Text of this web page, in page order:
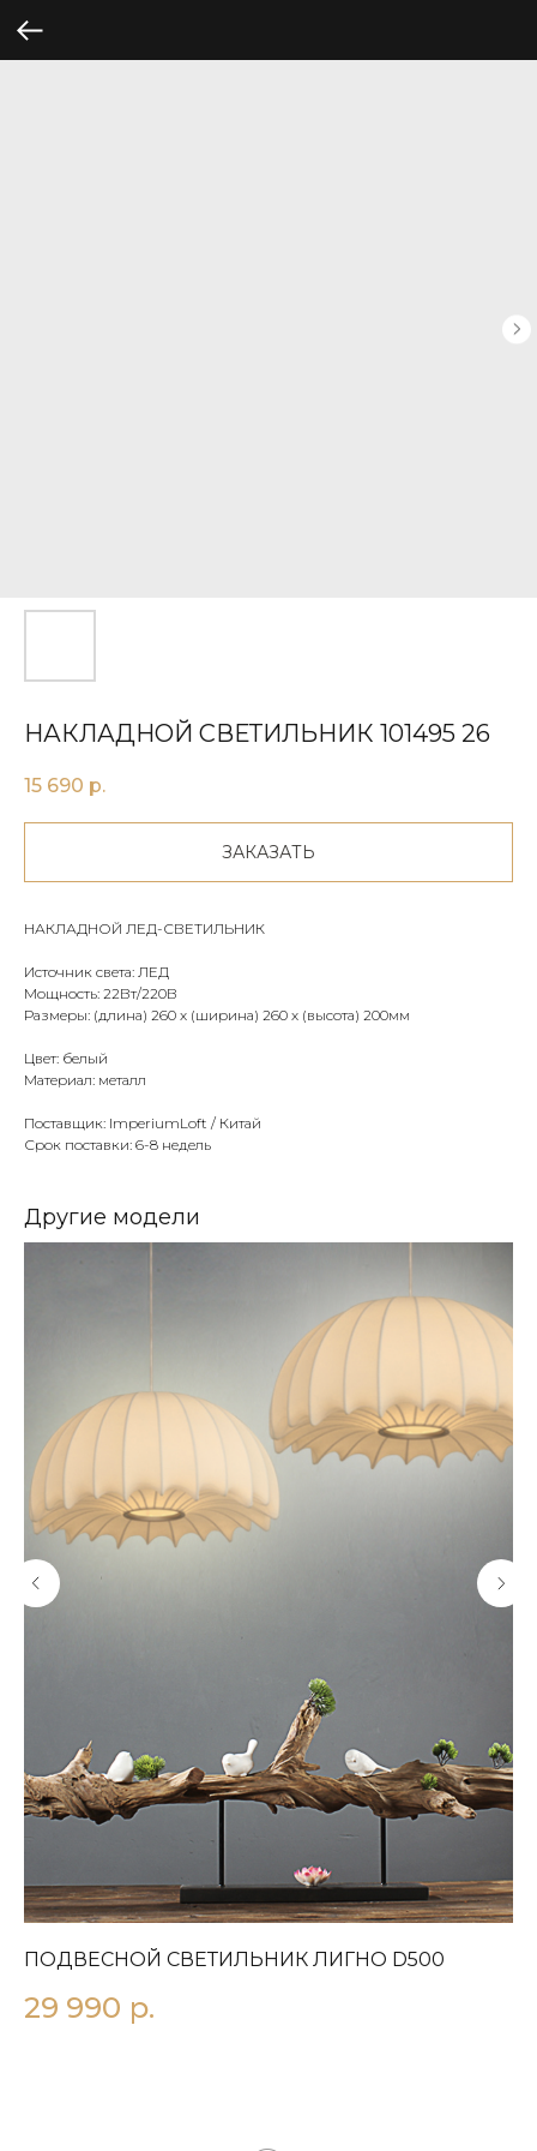
НАКЛАДНОЙ СВЕТИЛЬНИК 101495 26
15 690 р.
ЗАКАЗАТЬ
НАКЛАДНОЙ ЛЕД-СВЕТИЛЬНИК
Источник света: ЛЕД
Мощность: 22Вт/220В
Размеры: (длина) 260 х (ширина) 260 х (высота) 200мм
Цвет: белый
Материал: металл
Поставщик: ImperiumLoft / Китай
Срок поставки: 6-8 недель
Другие модели
ПОДВЕСНОЙ СВЕТИЛЬНИК ЛИГНO D500
29 990 р.